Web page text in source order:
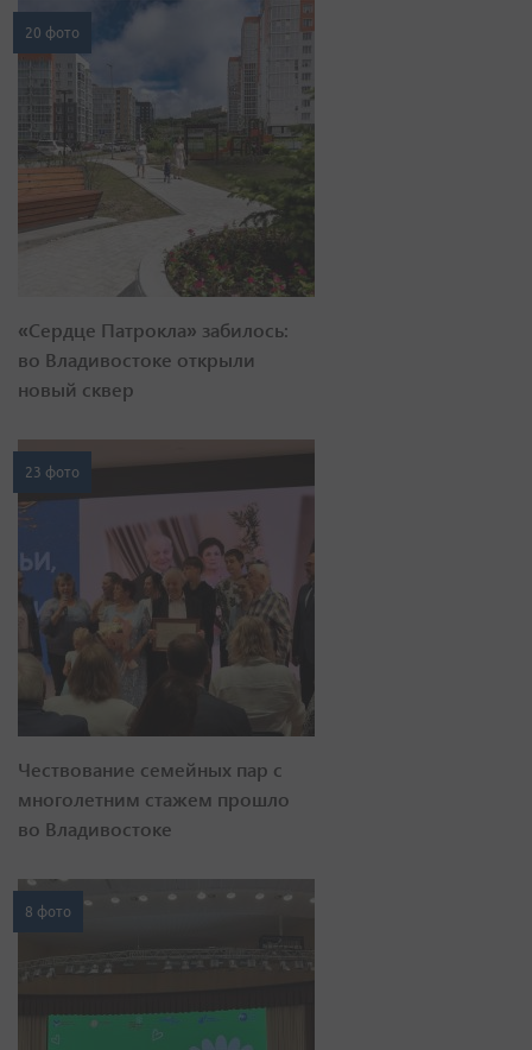
20 фото
«Сердце Патрокла» забилось:
во Владивостоке открыли
новый сквер
23 фото
Чествование семейных пар с
многолетним стажем прошло
во Владивостоке
8 фото